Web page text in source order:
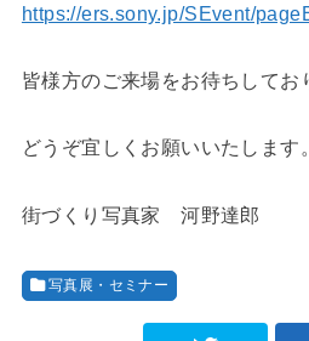
https://ers.sony.jp/SEvent/
皆様方のご来場をお待ちしてお
どうぞ宜しくお願いいたします。
街づくり写真家 河野達郎
写真展・セミナー